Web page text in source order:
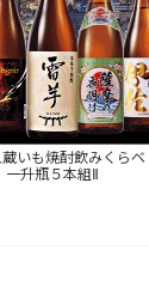
いも焼酎飲みくらべ
一升瓶５本組Ⅱ